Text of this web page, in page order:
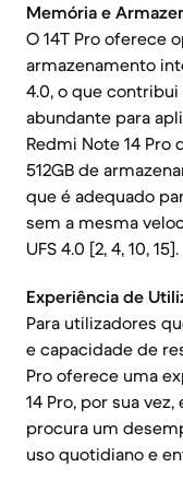
Memória e
O 14T Pro oferece
armazenamento
4.0, o que
abundante para
Redmi Note 14 Pro
512GB de
que é adequado
sem a mesma
UFS 4.0 [2, 4, 10, 15].
Experiência de
Para utilizadores
e capacidade de
Pro oferece uma
14 Pro, por sua
procura um
uso quotidiano e